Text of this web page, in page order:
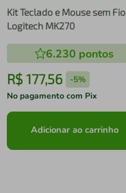
Kit Teclado e Mouse sem Fio
Logitech MK270
6.230 pontos
R$ 177,56 -5%
No pagamento com Pix
Adicionar ao carrinho